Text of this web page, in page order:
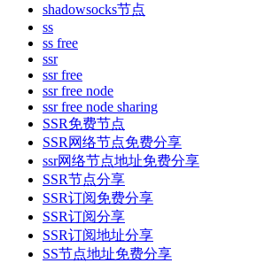
shadowsocks节点
ss
ss free
ssr
ssr free
ssr free node
ssr free node sharing
SSR免费节点
SSR网络节点免费分享
ssr网络节点地址免费分享
SSR节点分享
SSR订阅免费分享
SSR订阅分享
SSR订阅地址分享
SS节点地址免费分享